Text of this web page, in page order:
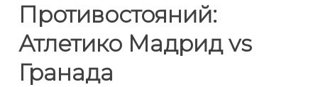
Противостояний:
Атлетико Мадрид vs
Гранада